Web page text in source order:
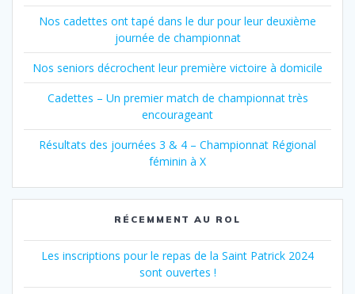
Nos cadettes ont tapé dans le dur pour leur deuxième
journée de championnat
Nos seniors décrochent leur première victoire à domicile
Cadettes – Un premier match de championnat très
encourageant
Résultats des journées 3 & 4 – Championnat Régional
féminin à X
RÉCEMMENT AU ROL
Les inscriptions pour le repas de la Saint Patrick 2024
sont ouvertes !